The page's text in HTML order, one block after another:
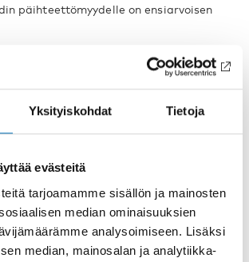
Yksityiskohdat Tietoja
evästeitä
tarjoamamme sisällön ja mainosten
median ominaisuuksien
analysoimiseen. Lisäksi
median, mainosalan ja analytiikka-
päihteettömyydelle on ensiarvoisen
tutkija ja ADEF Helsinki –
(Alcohol/drugs exposure during
tutkimuskeskuksessa ja
dosentti Helsingin yliopistossa.
ADEF Helsinki -
jatko-opiskelija Tampereen